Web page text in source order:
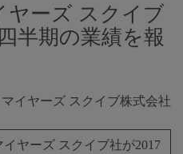
ヤーズ スクイブ
半期の業績を報
イヤーズ スクイブ株式会社
ヤーズ スクイブ社が2017